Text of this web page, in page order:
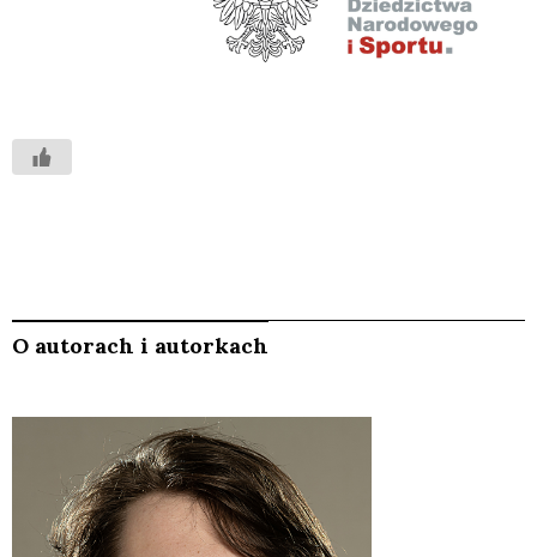
O autorach i autorkach